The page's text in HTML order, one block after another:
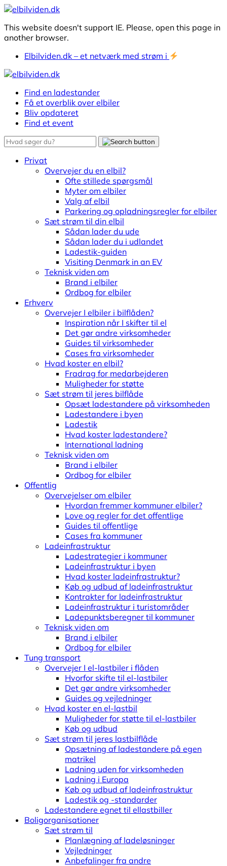
This website doesn't support IE. Please, open this page in
another browser.
Elbilviden.dk – et netværk med strøm i
Find en ladestander
Få et overblik over elbiler
Bliv opdateret
Find et event
Privat
Overvejer du en elbil?
Ofte stillede spørgsmål
Myter om elbiler
Valg af elbil
Parkering og opladningsregler for elbiler
Sæt strøm til din elbil
Sådan lader du ude
Sådan lader du i udlandet
Ladestik-guiden
Visiting Denmark in an EV
Teknisk viden om
Brand i elbiler
Ordbog for elbiler
Erhverv
Overvejer I elbiler i bilflåden?
Inspiration når I skifter til el
Det gør andre virksomheder
Guides til virksomheder
Cases fra virksomheder
Hvad koster en elbil?
Fradrag for medarbejderen
Muligheder for støtte
Sæt strøm til jeres bilflåde
Opsæt ladestandere på virksomheden
Ladestandere i byen
Ladestik
Hvad koster ladestandere?
International ladning
Teknisk viden om
Brand i elbiler
Ordbog for elbiler
Offentlig
Overvejelser om elbiler
Hvordan fremmer kommuner elbiler?
Love og regler for det offentlige
Guides til offentlige
Cases fra kommuner
Ladeinfrastruktur
Ladestrategier i kommuner
Ladeinfrastruktur i byen
Hvad koster ladeinfrastruktur?
Køb og udbud af ladeinfrastruktur
Kontrakter for ladeinfrastruktur
Ladeinfrastruktur i turistområder
Ladepunktsberegner til kommuner
Teknisk viden om
Brand i elbiler
Ordbog for elbiler
Tung transport
Overvejer I el-lastbiler i flåden
Hvorfor skifte til el-lastbiler
Det gør andre virksomheder
Guides og vejledninger
Hvad koster en el-lastbil
Muligheder for støtte til el-lastbiler
Køb og udbud
Sæt strøm til jeres lastbilflåde
Opsætning af ladestandere på egen
matrikel
Ladning uden for virksomheden
Ladning i Europa
Køb og udbud af ladeinfrastruktur
Ladestik og -standarder
Ladestandere egnet til ellastbiller
Boligorganisationer
Sæt strøm til
Planlægning af ladeløsninger
Vejledninger
Anbefalinger fra andre